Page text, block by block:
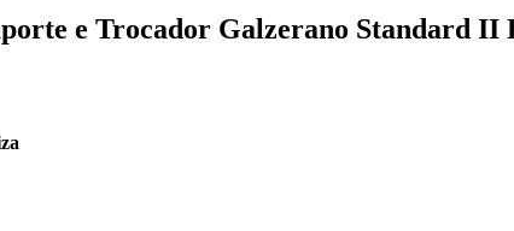
e Trocador Galzerano Standard II